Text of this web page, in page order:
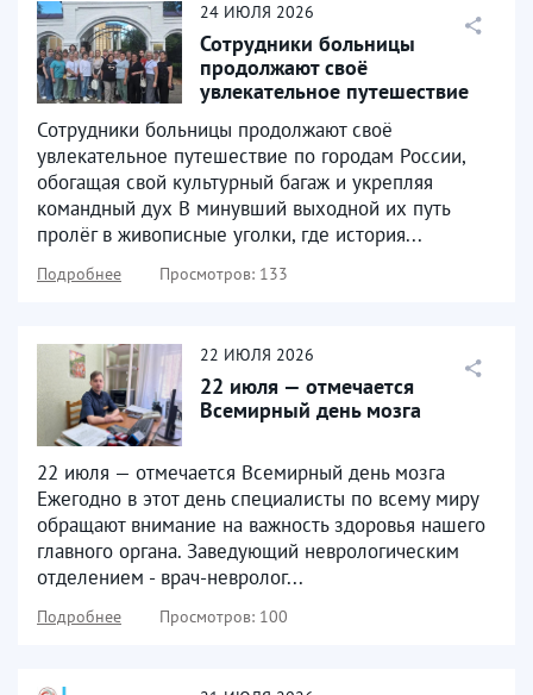
24 ИЮЛЯ 2026
Сотрудники больницы
продолжают своё
увлекательное путешествие
Сотрудники больницы продолжают своё
увлекательное путешествие по городам России,
обогащая свой культурный багаж и укрепляя
командный дух В минувший выходной их путь
пролёг в живописные уголки, где история...
Подробнее Просмотров: 133
22 ИЮЛЯ 2026
22 июля — отмечается
Всемирный день мозга
22 июля — отмечается Всемирный день мозга
Ежегодно в этот день специалисты по всему миру
обращают внимание на важность здоровья нашего
главного органа. Заведующий неврологическим
отделением - врач-невролог...
Подробнее Просмотров: 100